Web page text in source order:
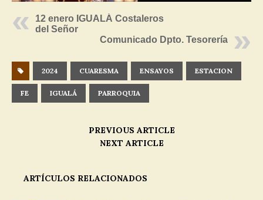
12 enero IGUALÁ Costaleros
del Señor
Comunicado Dpto. Tesorería
2024 CUARESMA ENSAYOS ESTACION
FE IGUALÁ PARROQUIA
PREVIOUS ARTICLE
NEXT ARTICLE
ARTÍCULOS RELACIONADOS